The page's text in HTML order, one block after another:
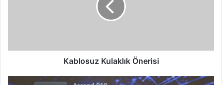
Kablosuz Kulaklık Önerisi
Huawei’den